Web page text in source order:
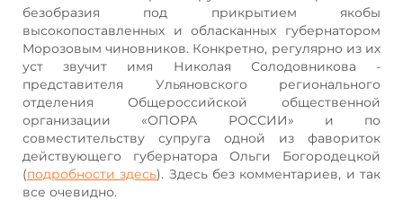
безобразия под прикрытием якобы
высокопоставленных и обласканных губернатором
Морозовым чиновников. Конкретно, регулярно из их
уст звучит имя Николая Солодовникова -
представителя Ульяновского регионального
отделения Общероссийской общественной
организации «ОПОРА РОССИИ» и по
совместительству супруга одной из фавориток
действующего губернатора Ольги Богородецкой
(подробности здесь). Здесь без комментариев, и так
все очевидно.